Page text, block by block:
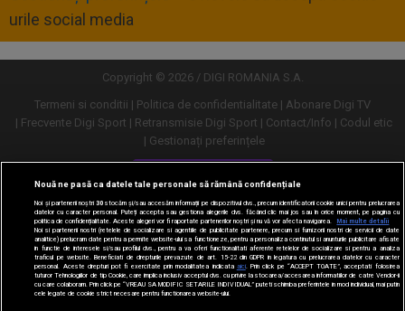
urile social media
Copyright © 2026 / DIGI ROMANIA S.A.
Termeni si conditii
Politica de confidentialitate
Abonare Digi TV
Frecvente Digi Sport
Retransmisie Digi Sport Contact/Info
Codul etic
Gestionați preferințele
Versiune desktop
Nouă ne pasă ca datele tale personale să rămână confidențiale
Noi și partenerii noștri30stocăm și/sau accesăm informații pe dispozitivul dvs., precum identificatorii cookie unici pentru prelucrarea
datelor cu caracter personal. Puteți accepta sau gestiona alegerile dvs. făcând clic mai jos sau în orice moment, pe pagina cu
politica de confidențialitate. Aceste alegeri vor fi raportate partenerilor noștri și nu vă vor afecta navigarea.
Mai multe detalii
Noi si partenerii nostri (retelele de socializare si agentiile de publicitate partenere, precum si furnizorii nostri de servicii de date
analitice) prelucram date pentru a permite website-ului sa functioneze, pentru a personaliza continutul si anunturile publicitare afisate
in functie de interesele si/sau profilul dvs., pentru a va oferi functionalitati aferente retelelor de socializare si pentru a analiza
traficul pe website. Beneficiati de drepturile prevazute de art. 15-22 din GDPR in legatura cu prelucrarea datelor cu caracter
personal. Aceste drepturi pot fi exercitate prin modalitatea indicata aici. Prin click pe “ACCEPT TOATE”, acceptati folosirea
tuturor Tehnologiilor de tip Cookie, care implica inclusiv acceptul dvs. cu privire la stocarea/accesarea informatiilor de catre Vendor-ii
cu care colaboram. Prin click pe “VREAU SA MODIFIC SETARILE INDIVIDUAL” puteti schimba preferintele in mod individual, mai putin
cele legate de cookie strict necesare pentru functionarea website-ului.